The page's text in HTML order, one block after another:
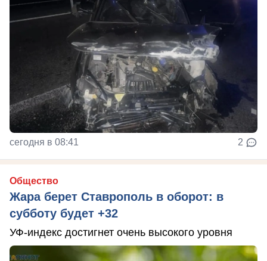
сегодня в 08:41 2
Общество
Жара берет Ставрополь в оборот: в
субботу будет +32
УФ-индекс достигнет очень высокого уровня